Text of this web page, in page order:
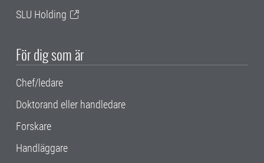
SLU Holding
För dig som är
Chef/ledare
Doktorand eller handledare
Forskare
Handläggare